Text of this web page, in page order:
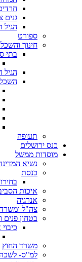
גנים
הגיל
ספורט
חינוך
בתי
הגיל
תעופה
כנס ירושלים
מוסדות ממשל
נשיא
כנסת
איכות
אנרגיה
צה"ל ומשרד
בטחון
משרד החוץ
למ"ס-